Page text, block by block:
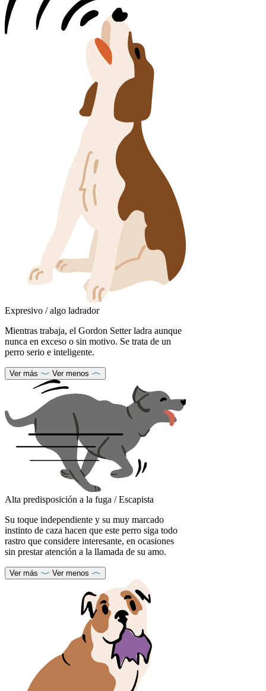
Expresivo / algo ladrador
Mientras trabaja, el Gordon Setter ladra aunque
nunca en exceso o sin motivo. Se trata de un
perro serio e inteligente.
Ver más Ver menos
Alta predisposición a la fuga / Escapista
Su toque independiente y su muy marcado
instinto de caza hacen que este perro siga todo
rastro que considere interesante, en ocasiones
sin prestar atención a la llamada de su amo.
Ver más Ver menos